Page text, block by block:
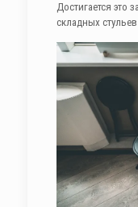
Достигается это
складных стульев